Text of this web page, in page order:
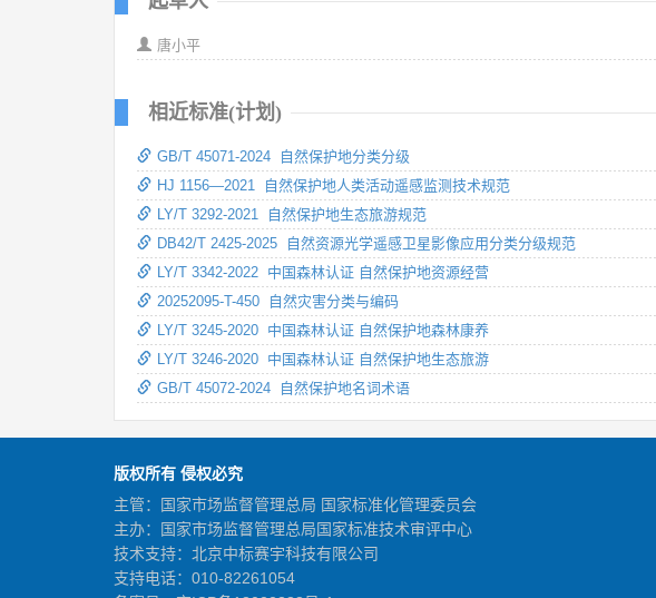
唐小平
相近标准(计划)
GB/T 45071-2024 自然保护地分类分级
HJ 1156—2021 自然保护地人类活动遥感监测技术规范
LY/T 3292-2021 自然保护地生态旅游规范
DB42/T 2425-2025 自然资源光学遥感卫星影像应用分类分级规范
LY/T 3342-2022 中国森林认证 自然保护地资源经营
20252095-T-450 自然灾害分类与编码
LY/T 3245-2020 中国森林认证 自然保护地森林康养
LY/T 3246-2020 中国森林认证 自然保护地生态旅游
GB/T 45072-2024 自然保护地名词术语
版权所有 侵权必究
主管：国家市场监督管理总局 国家标准化管理委员会
主办：国家市场监督管理总局国家标准技术审评中心
技术支持：北京中标赛宇科技有限公司
支持电话：010-82261054